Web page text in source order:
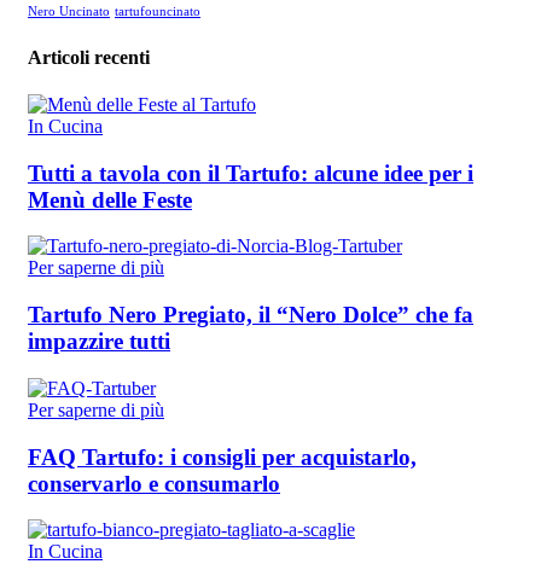
Nero Uncinato tartufouncinato
Articoli recenti
In Cucina
Tutti a tavola con il Tartufo: alcune idee per i
Menù delle Feste
Per saperne di più
Tartufo Nero Pregiato, il “Nero Dolce” che fa
impazzire tutti
Per saperne di più
FAQ Tartufo: i consigli per acquistarlo,
conservarlo e consumarlo
In Cucina